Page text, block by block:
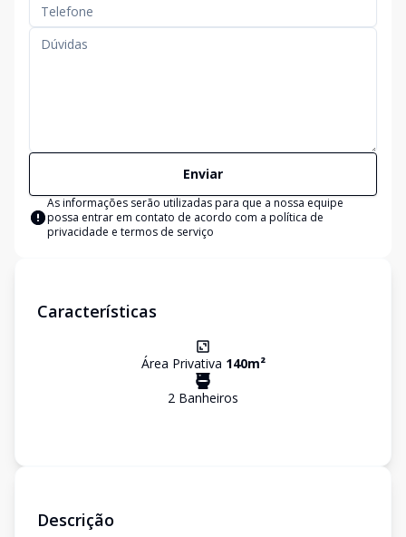
Enviar
As informações serão utilizadas para que a nossa equipe
possa entrar em contato de acordo com a política de
privacidade e termos de serviço
Características
Área Privativa 140m²
2 Banheiros
Descrição